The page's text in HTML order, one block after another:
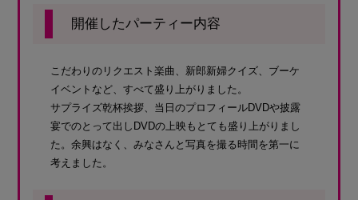
開催したパーティー内容
こだわりのリクエスト楽曲、新郎新婦クイズ、ブーケ
イベントなど、すべて盛り上がりました。
サプライズ乾杯挨拶、当日のプロフィールDVDや披露
宴でのとって出しDVDの上映もとても盛り上がりまし
た。余興はなく、みなさんと写真を撮る時間を第一に
考えました。